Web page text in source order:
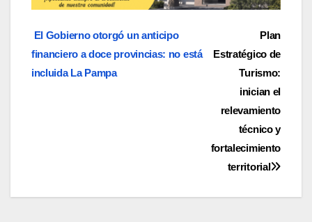
Navegación
de
Plan
Estratégico de
Turismo:
inician el
relevamiento
técnico y
fortalecimiento
territorial
El Gobierno otorgó un anticipo
financiero a doce provincias: no está
incluida La Pampa